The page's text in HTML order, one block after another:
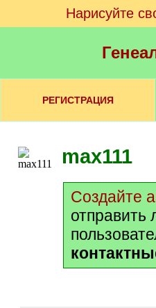
Нарисуйте
РЕГИСТРАЦИЯ
max111
Создайте
отправить